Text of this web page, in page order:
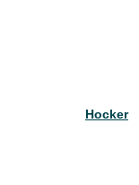
Hocker